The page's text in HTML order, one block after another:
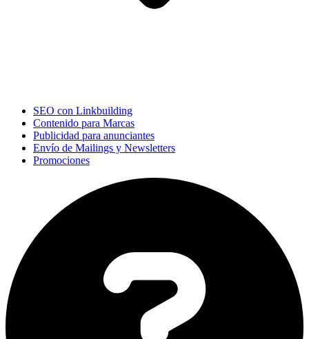
SEO con Linkbuilding
Contenido para Marcas
Publicidad para anunciantes
Envío de Mailings y Newsletters
Promociones